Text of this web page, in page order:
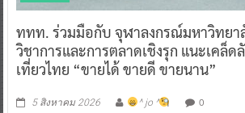
ททท. ร่วมมือกับ จุฬาลงกรณ์มหาวิทยา
วิชาการและการตลาดเชิงรุก แนะเคล็
เที่ยวไทย “ขายได้ ขายดี ขายนาน”
5 สิงหาคม 2026 ^ jo ^ 0